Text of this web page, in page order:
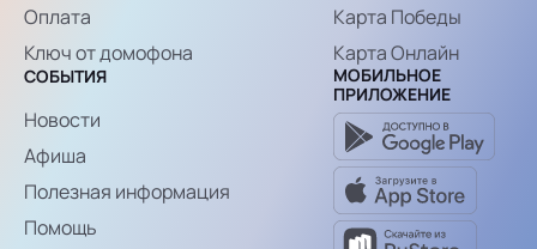
Оплата
Ключ от домофона
Карта Победы
Карта Онлайн
СОБЫТИЯ
Новости
Афиша
Полезная информация
Помощь
МОБИЛЬНОЕ
ПРИЛОЖЕНИЕ